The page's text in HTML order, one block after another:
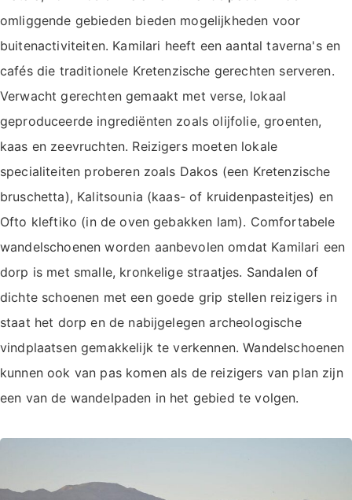
omliggende gebieden bieden mogelijkheden voor
buitenactiviteiten. Kamilari heeft een aantal taverna's en
cafés die traditionele Kretenzische gerechten serveren.
Verwacht gerechten gemaakt met verse, lokaal
geproduceerde ingrediënten zoals olijfolie, groenten,
kaas en zeevruchten. Reizigers moeten lokale
specialiteiten proberen zoals Dakos (een Kretenzische
bruschetta), Kalitsounia (kaas- of kruidenpasteitjes) en
Ofto kleftiko (in de oven gebakken lam). Comfortabele
wandelschoenen worden aanbevolen omdat Kamilari een
dorp is met smalle, kronkelige straatjes. Sandalen of
dichte schoenen met een goede grip stellen reizigers in
staat het dorp en de nabijgelegen archeologische
vindplaatsen gemakkelijk te verkennen. Wandelschoenen
kunnen ook van pas komen als de reizigers van plan zijn
een van de wandelpaden in het gebied te volgen.